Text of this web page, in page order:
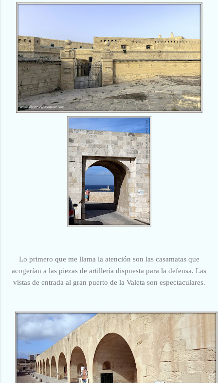
Lo primero que me llama la atención son las casamatas que
acogerían a las piezas de artillería dispuesta para la defensa. Las
vistas de entrada al gran puerto de la Valeta son espectaculares.